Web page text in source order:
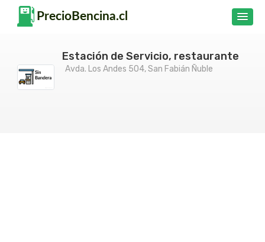
Estación de Servicio, restaurante
Avda. Los Andes 504, San Fabián Ñuble